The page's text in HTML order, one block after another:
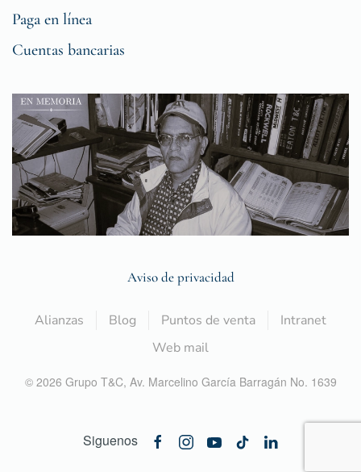
Paga en línea
Cuentas bancarias
Aviso de privacidad
Alianzas Blog Puntos de venta
Intranet
Web mail
© 2026 Grupo T&C, Av. Marcelino García Barragán No. 1639
Siguenos